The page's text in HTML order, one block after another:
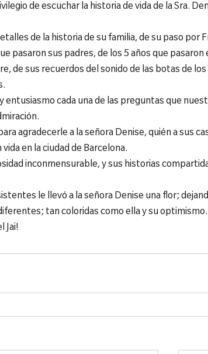
de escuchar la historia de vida de la Sra.
de la historia de su familia, de su paso por
pasaron sus padres, de los 5 años que pasaron
de sus recuerdos del sonido de las botas de
cada una de las preguntas que
agradecerle a la señora Denise, quién a sus
en la ciudad de Barcelona.
inconmensurable, y sus historias
le llevó a la señora Denise una flor;
tan coloridas como ella y su optimismo.
Jai!